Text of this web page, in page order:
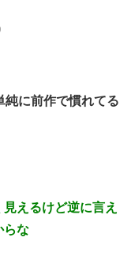
純に前作で慣れてる
えるけど逆に言え
らな